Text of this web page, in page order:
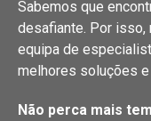
Sabemos que
desafiante. Por isso,
equipa de
melhores soluções
Não perca mais